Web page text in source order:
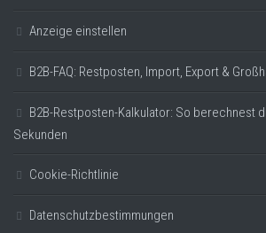
Anzeige einstellen
B2B-FAQ: Restposten, Import, Export &
B2B-Restposten-Kalkulator: So berechnest
Sekunden
Cookie-Richtlinie
Datenschutzbestimmungen